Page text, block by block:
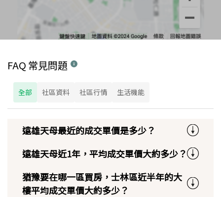
FAQ 常見問題
全部 社區資料 社區行情 生活機能
遠雄天母最近的成交單價是多少？
遠雄天母近1年，平均成交單價大約多少？
猶豫要在哪一區買房，士林區近半年的大
樓平均成交單價大約多少？